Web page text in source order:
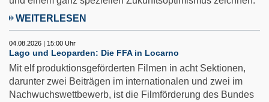
WEITERLESEN
04.08.2026 | 15:00 Uhr
Lago und Leoparden: Die FFA in Locarno
Mit elf produktionsgeförderten Filmen in acht Sektionen,
darunter zwei Beiträgen im internationalen und zwei im
Nachwuchswettbewerb, ist die Filmförderung des Bundes